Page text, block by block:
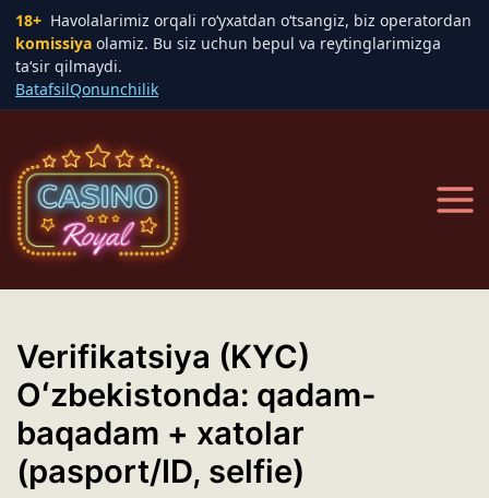
18+ Havolalarimiz orqali ro‘yxatdan o‘tsangiz, biz operatordan
komissiya olamiz. Bu siz uchun bepul va reytinglarimizga
ta‘sir qilmaydi.
BatafsilQonunchilik
content
Main
Verifikatsiya (KYC)
Oʻzbekistonda: qadam-
baqadam + xatolar
(pasport/ID, selfie)